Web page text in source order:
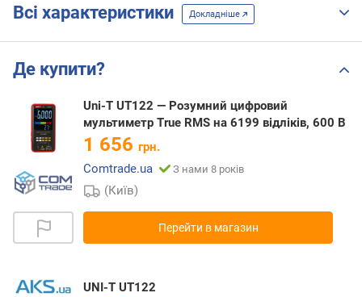
Всі характеристики Докладніше
Де купити?
Uni-T UT122 — Розумний цифровий
мультиметр True RMS на 6199 відліків, 600 В
1 656 грн.
Comtrade.ua
З нами 8 років
(Київ)
Перейти в магазин
UNI-T UT122